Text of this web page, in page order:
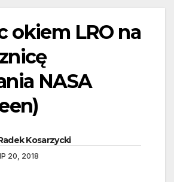
okiem LRO na
NASA
Kosarzycki
20, 2018